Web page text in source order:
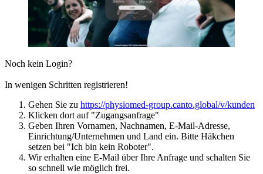
Noch kein Login?
In wenigen Schritten registrieren!
Gehen Sie zu https://physiomed-group.canto.global/v/kunden
Klicken dort auf "Zugangsanfrage"
Geben Ihren Vornamen, Nachnamen, E-Mail-Adresse,
Einrichtung/Unternehmen und Land ein. Bitte Häkchen
setzen bei "Ich bin kein Roboter".
Wir erhalten eine E-Mail über Ihre Anfrage und schalten Sie
so schnell wie möglich frei.